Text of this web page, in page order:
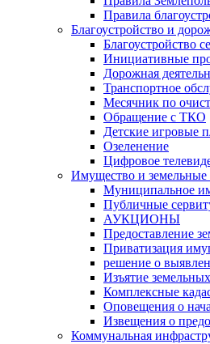
Правила
Благоустройство и
Благоустройство
Инициативные
Дорожная
Транспортное
Месячник по
Обращение с ТКО
Детские игровые
Озеленение
Цифровое
Имущество и
Муниципальное
Публичные
АУКЦИОНЫ
Предоставление
Приватизация
решение о
Изъятие
Комплексные
Оповещения о
Извещения о
Коммунальная